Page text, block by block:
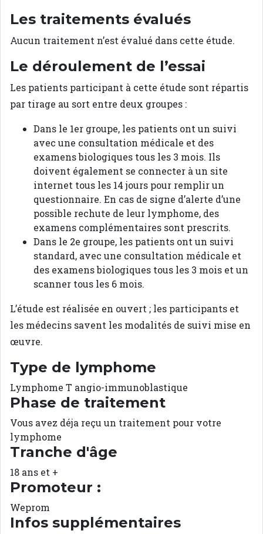
Les traitements évalués
Aucun traitement n’est évalué dans cette étude.
Le déroulement de l’essai
Les patients participant à cette étude sont répartis
par tirage au sort entre deux groupes :
Dans le 1er groupe, les patients ont un suivi
avec une consultation médicale et des
examens biologiques tous les 3 mois. Ils
doivent également se connecter à un site
internet tous les 14 jours pour remplir un
questionnaire. En cas de signe d’alerte d’une
possible rechute de leur lymphome, des
examens complémentaires sont prescrits.
Dans le 2e groupe, les patients ont un suivi
standard, avec une consultation médicale et
des examens biologiques tous les 3 mois et un
scanner tous les 6 mois.
L’étude est réalisée en ouvert ; les participants et
les médecins savent les modalités de suivi mise en
œuvre.
Type de lymphome
Lymphome T angio-immunoblastique
Phase de traitement
Vous avez déja reçu un traitement pour votre
lymphome
Tranche d'âge
18 ans et +
Promoteur :
Weprom
Infos supplémentaires